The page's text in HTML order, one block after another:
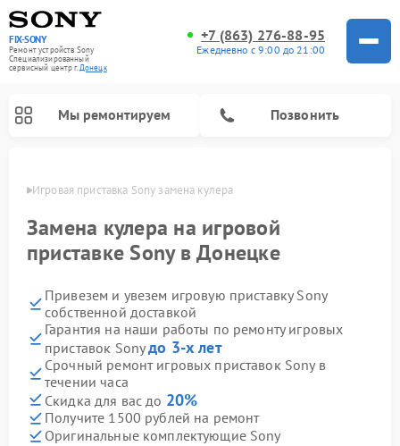
FIX-SONY
Ремонт устройств Sony
Специализированный
cервисный центр г. Донецк
+7 (863) 276-88-95
Ежедневно с 9:00 до 21:00
Мы ремонтируем Позвонить
Игровая приставка Sony замена кулера
Замена кулера на игровой
приставке Sony в Донецке
Привезем и увезем игровую приставку Sony
собственной доставкой
Гарантия на наши работы по ремонту игровых
приставок Sonyдо 3-х лет
Срочный ремонт игровых приставок Sony в
течении часа
Скидка для вас до 20%
Получите 1500 рублей на ремонт
Оригинальные комплектующие Sony